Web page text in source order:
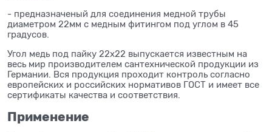
- предназначеный для соединения медной трубы
диаметром 22мм с медным фитингом под углом в 45
градусов.
Угол медь под пайку 22x22 выпускается известным на
весь мир производителем сантехнической продукции из
Германии. Вся продукция проходит контроль согласно
европейских и российских нормативов ГОСТ и имеет все
сертификаты качества и соответствия.
Применение